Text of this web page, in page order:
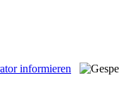
informieren